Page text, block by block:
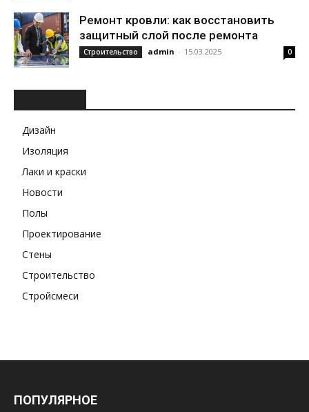
Ремонт кровли: как восстановить
защитный слой после ремонта
Строительство admin - 15.03.2025 0
Дизайн
Изоляция
Лаки и краски
Новости
Полы
Проектирование
Стены
Строительство
Стройсмеси
ПОПУЛЯРНОЕ